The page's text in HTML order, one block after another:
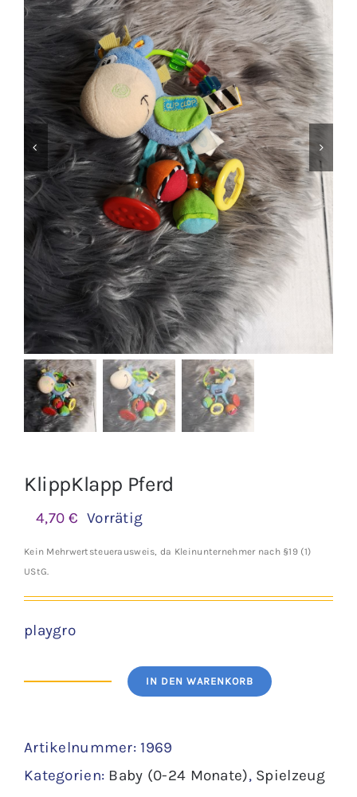
Jungen
Mädchen
Accesoires
Schuhe / Socken
Spielzeug
Babyausstattung
Krims Krams
KlippKlapp Pferd
4,70€ Vorrätig
Kein Mehrwertsteuerausweis, da Kleinunternehmer nach §19 (1)
UStG.
playgro
KlippKlapp
Menge
IN DEN WARENKORB
Artikelnummer: 1969
Kategorien: Baby (0-24 Monate), Spielzeug